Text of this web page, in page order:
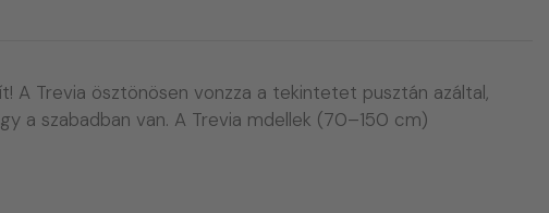
A Trevia ösztönösen vonzza a tekintetet pusztán azáltal,
a szabadban van. A Trevia mdellek (70–150 cm)